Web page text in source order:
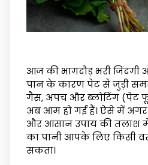
आज की भागदौड़ भरी
पान के कारण पेट से जुड़ी
गैस, अपच और ब्लोटिंग (पेट
अब आम हो गई हैं। ऐसे में
और आसान उपाय की तलाश में
का पानी आपके लिए किसी
सकता।